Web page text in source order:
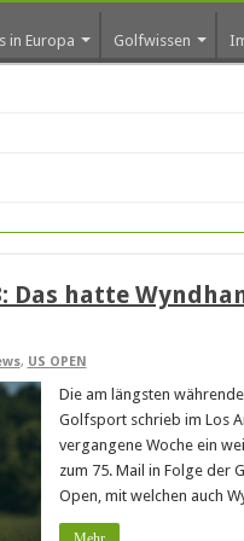
in Europa Golfwissen
Das hatte
, US OPEN
Die am längsten
Golfsport schrieb im Los
vergangene Woche ein
zum 75. Mail in Folge der
Open, mit welchen auch